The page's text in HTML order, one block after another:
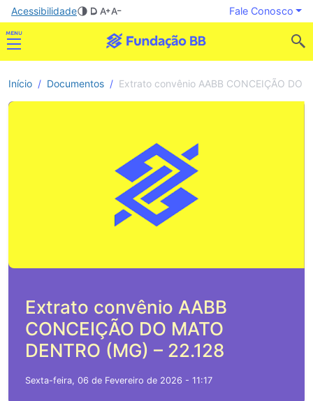
Acessibilidade Fale Conosco
Início Documentos Extrato convênio AABB CONCEIÇÃO DO
Extrato convênio AABB
CONCEIÇÃO DO MATO
DENTRO (MG) – 22.128
Sexta-feira, 06 de Fevereiro de 2026 - 11:17